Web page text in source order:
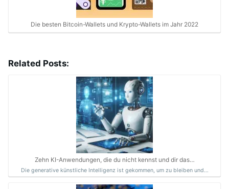
Die besten Bitcoin-Wallets und Krypto-Wallets im Jahr 2022
Related Posts:
Zehn KI-Anwendungen, die du nicht kennst und dir das…
Die generative künstliche Intelligenz ist gekommen, um zu bleiben und…